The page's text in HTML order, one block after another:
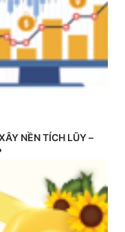
NỀN TÍCH LŨY –